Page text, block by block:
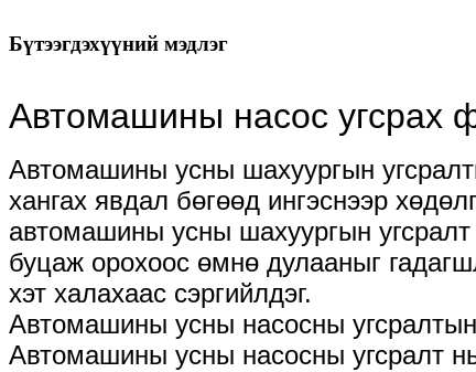
Бүтээгдэхүүний мэдлэг
Автомашины насос угсрах
Автомашины усны шахуургын
хангах явдал бөгөөд ингэснээр
автомашины усны шахуургын угсралт
буцаж орохоос өмнө дулааныг
хэт халахаас сэргийлдэг.
Автомашины усны насосны угсралтын
Автомашины усны насосны угсралт